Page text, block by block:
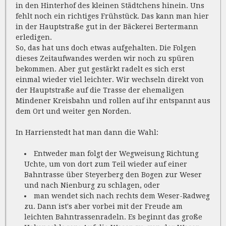
in den Hinterhof des kleinen Städtchens hinein. Uns
fehlt noch ein richtiges Frühstück. Das kann man hier
in der Hauptstraße gut in der Bäckerei Bertermann
erledigen.
So, das hat uns doch etwas aufgehalten. Die Folgen
dieses Zeitaufwandes werden wir noch zu spüren
bekommen. Aber gut gestärkt radelt es sich erst
einmal wieder viel leichter. Wir wechseln direkt von
der Hauptstraße auf die Trasse der ehemaligen
Mindener Kreisbahn und rollen auf ihr entspannt aus
dem Ort und weiter gen Norden.
In Harrienstedt hat man dann die Wahl:
Entweder man folgt der Wegweisung Richtung
Uchte, um von dort zum Teil wieder auf einer
Bahntrasse über Steyerberg den Bogen zur Weser
und nach Nienburg zu schlagen, oder
man wendet sich nach rechts dem Weser-Radweg
zu. Dann ist's aber vorbei mit der Freude am
leichten Bahntrassenradeln. Es beginnt das große